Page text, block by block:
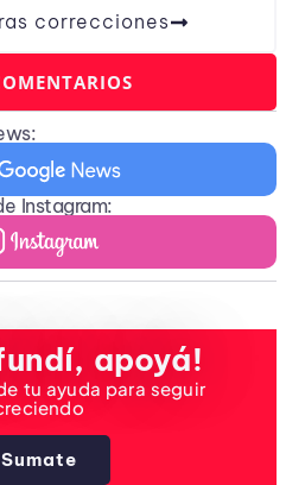
correcciones
Instagram:
apoyá!
tu ayuda para seguir
Sumate